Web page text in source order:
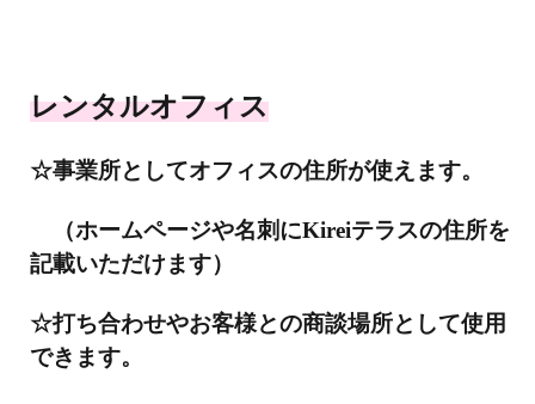
レンタルオフィス
☆事業所としてオフィスの住所が使えます。
（ホームページや名刺にKireiテラスの住所を
記載いただけます）
☆打ち合わせやお客様との商談場所として使用
できます。